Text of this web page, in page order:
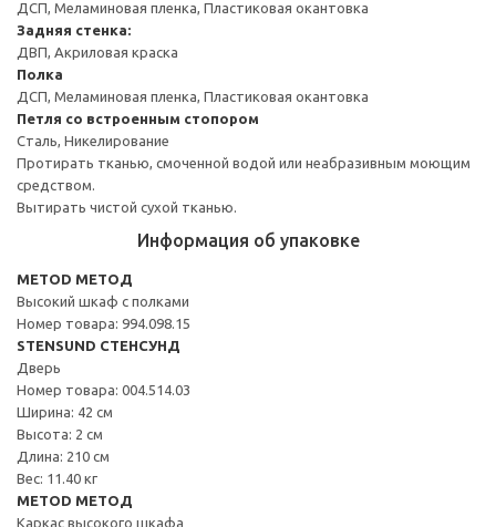
ДСП, Меламиновая пленка, Пластиковая окантовка
Задняя стенка:
ДВП, Акриловая краска
Полка
ДСП, Меламиновая пленка, Пластиковая окантовка
Петля со встроенным стопором
Сталь, Никелирование
Протирать тканью, смоченной водой или неабразивным моющим
средством.
Вытирать чистой сухой тканью.
Информация об упаковке
METOD МЕТОД
Высокий шкаф с полками
Номер товара: 994.098.15
STENSUND СТЕНСУНД
Дверь
Номер товара: 004.514.03
Ширина: 42 см
Высота: 2 см
Длина: 210 см
Вес: 11.40 кг
METOD МЕТОД
Каркас высокого шкафа